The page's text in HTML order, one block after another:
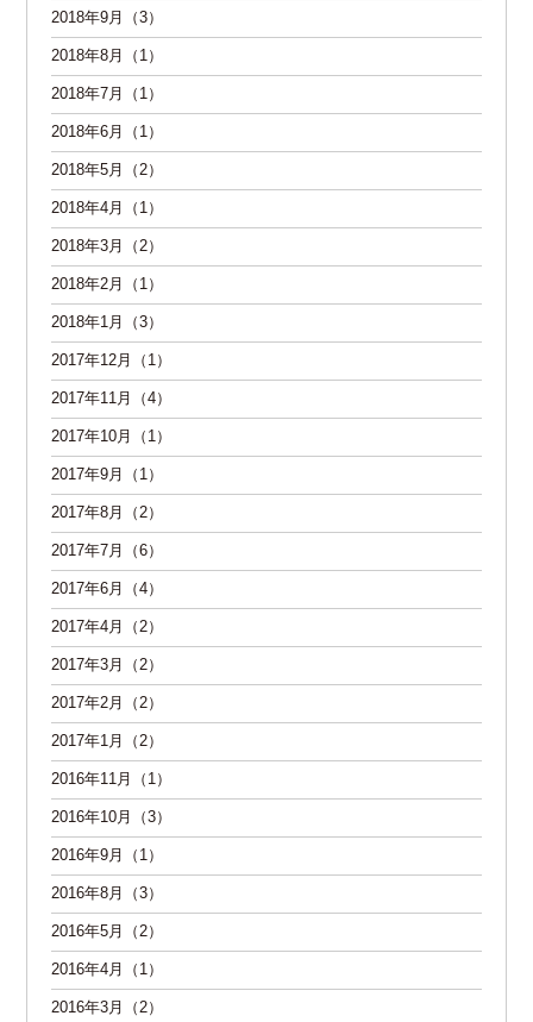
2018年9月（3）
2018年8月（1）
2018年7月（1）
2018年6月（1）
2018年5月（2）
2018年4月（1）
2018年3月（2）
2018年2月（1）
2018年1月（3）
2017年12月（1）
2017年11月（4）
2017年10月（1）
2017年9月（1）
2017年8月（2）
2017年7月（6）
2017年6月（4）
2017年4月（2）
2017年3月（2）
2017年2月（2）
2017年1月（2）
2016年11月（1）
2016年10月（3）
2016年9月（1）
2016年8月（3）
2016年5月（2）
2016年4月（1）
2016年3月（2）